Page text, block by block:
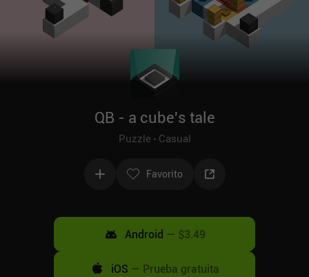
QB - a cube's tale
Puzzle Casual
Favorito
Android — $3.49
iOS — Prueba gratuita